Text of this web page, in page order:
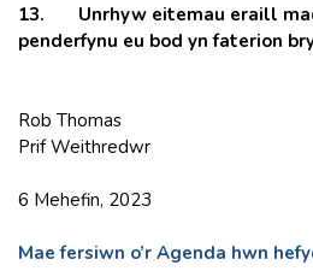
13. Unrhyw eitemau eraill
penderfynu eu bod yn faterion
Rob Thomas
Prif Weithredwr
6 Mehefin, 2023
Mae fersiwn o’r Agenda hwn